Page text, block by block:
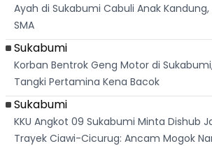
Ayah di Sukabumi Cabuli Anak Kandung,
SMA
Sukabumi
Korban Bentrok Geng Motor di
Tangki Pertamina Kena Bacok
Sukabumi
KKU Angkot 09 Sukabumi Minta Dishub
Trayek Ciawi-Cicurug: Ancam Mogok